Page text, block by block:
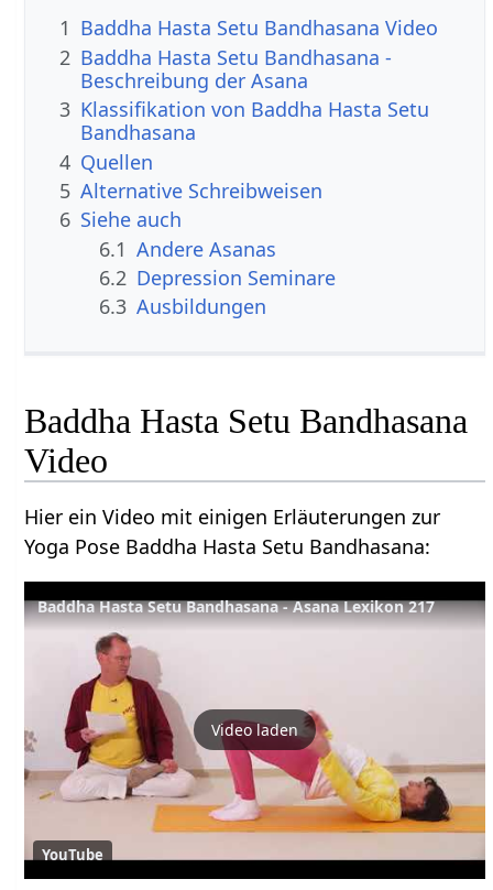
1 Baddha Hasta Setu Bandhasana Video
2 Baddha Hasta Setu Bandhasana -
Beschreibung der Asana
3 Klassifikation von Baddha Hasta Setu
Bandhasana
4 Quellen
5 Alternative Schreibweisen
6 Siehe auch
6.1 Andere Asanas
6.2 Depression Seminare
6.3 Ausbildungen
Baddha Hasta Setu Bandhasana
Video
Hier ein Video mit einigen Erläuterungen zur
Yoga Pose Baddha Hasta Setu Bandhasana:
Baddha Hasta Setu Bandhasana - Asana Lexikon 217
Video laden
YouTube